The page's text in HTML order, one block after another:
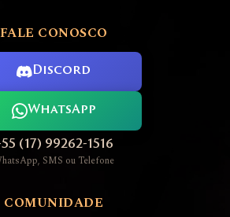
FALE CONOSCO
Discord
WhatsApp
(17) 99262-1516
SMS ou Telefone
COMUNIDADE